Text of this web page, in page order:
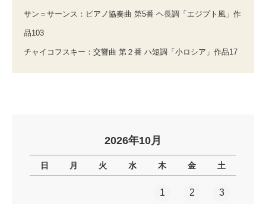
サン＝サーンス：ピアノ協奏曲 第5番 ヘ長調「エジプト風」作
品103
チャイコフスキー：交響曲 第２番 ハ短調「小ロシア」作品17
2026年10月
日 月 火 水 木 金 土
1 2 3